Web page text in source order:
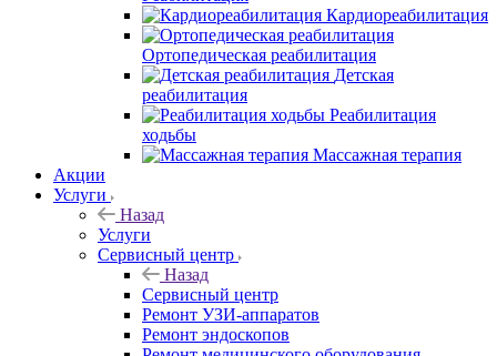
Кардиореабилитация
Ортопедическая реабилитация
Детская
реабилитация
Реабилитация
ходьбы
Массажная терапия
Акции
Услуги
Назад
Услуги
Сервисный центр
Назад
Сервисный центр
Ремонт УЗИ-аппаратов
Ремонт эндоскопов